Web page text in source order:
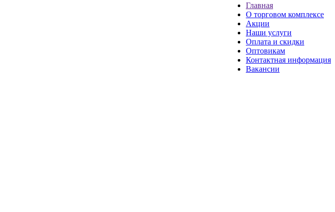
Главная
О торговом комплексе
Акции
Наши услуги
Оплата и скидки
Оптовикам
Контактная информация
Вакансии